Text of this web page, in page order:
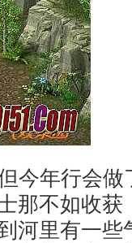
今年行会做
那不如收获
河里有一些